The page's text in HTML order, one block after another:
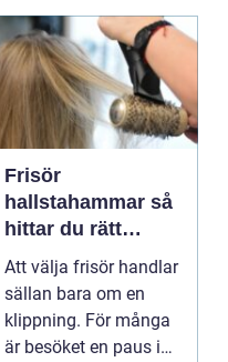
Frisör
hallstahammar så
hittar du rätt
salong för stil,
kvalitet och känsla
Att välja frisör handlar
sällan bara om en
klippning. För många
är besöket en paus i